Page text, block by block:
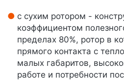
с сухим ротором -
коэффициентом
пределах 80%, ротор в
прямого контакта с
малых габаритов,
работе и потребности